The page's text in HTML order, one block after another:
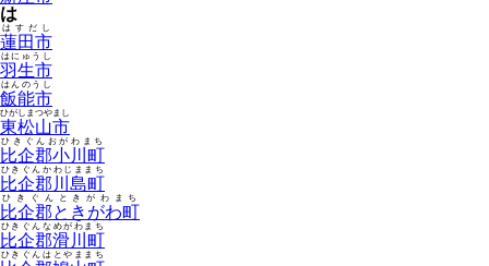
は
蓮田市
はすだし
羽生市
はにゅうし
飯能市
はんのうし
東松山市
ひがしまつやまし
比企郡小川町
ひきぐんおがわまち
比企郡川島町
ひきぐんかわじままち
比企郡ときがわ町
ひきぐんときがわまち
比企郡滑川町
ひきぐんなめがわまち
ひきぐんはとやままち